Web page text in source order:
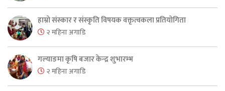
हाम्रो संस्कार र संस्कृति विषयक वक्तृत्वकला प्रतियोगिता
२ महिना अगाडि
गल्याङमा कृषि बजार केन्द्र शुभारम्भ
२ महिना अगाडि